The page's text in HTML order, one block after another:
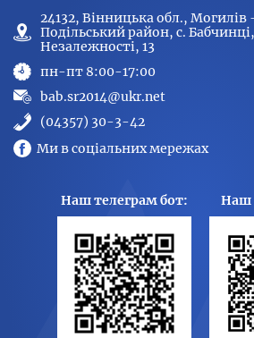
24132, Вінницька обл., Могилів
Подільський район, с.
Незалежності, 13
пн-пт 8:00-17:00
bab.sr2014@ukr.net
(04357) 30-3-42
Ми в соціальних мережах
Наш телеграм бот: Наш